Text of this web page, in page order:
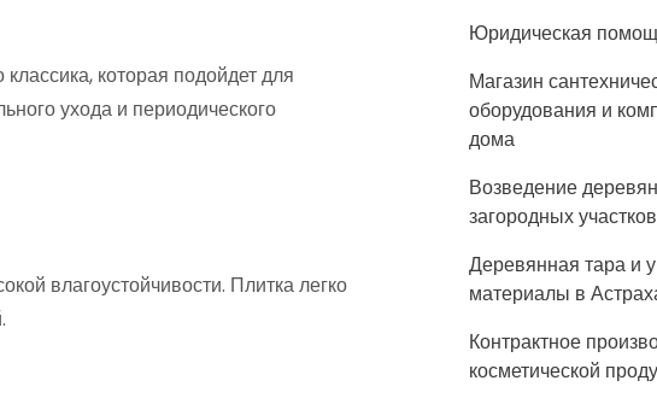
которая подойдет для
ухода и периодического
влагоустойчивости. Плитка легко
Юридическая
Магазин
оборудования и
дома
Возведение
загородных
Деревянная тара и
материалы в
Контрактное
косметической